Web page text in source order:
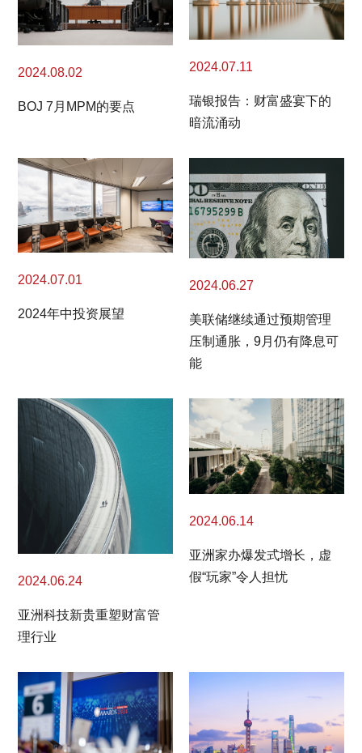
2024.08.02
BOJ 7月MPM的要点
2024.07.11
瑞银报告：财富盛宴下的
暗流涌动
2024.07.01
2024年中投资展望
2024.06.27
美联储继续通过预期管理
压制通胀，9月仍有降息可
能
2024.06.24
亚洲科技新贵重塑财富管
理行业
2024.06.14
亚洲家办爆发式增长，虚
假“玩家”令人担忧